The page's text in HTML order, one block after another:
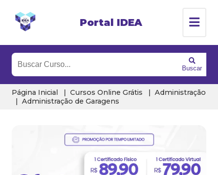
Portal IDEA
Buscar
Página Inicial Cursos Online Grátis
Administração
Administração de Garagens